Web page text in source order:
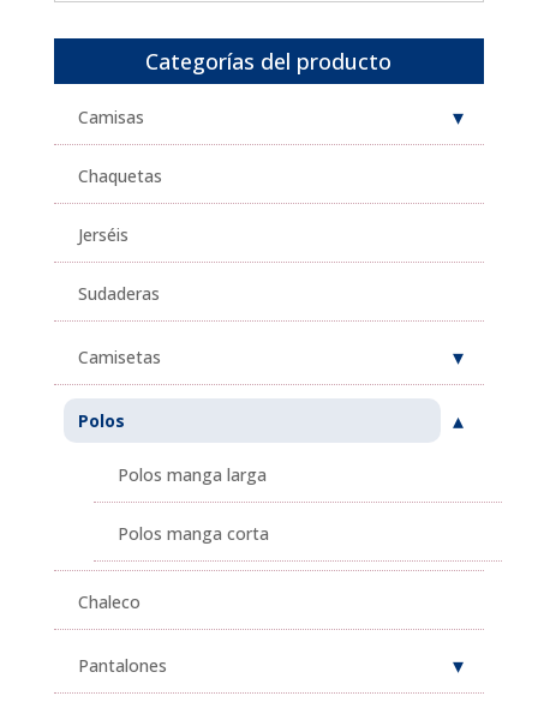
Categorías del producto
Camisas
Chaquetas
Jerséis
Sudaderas
Camisetas
Polos
Polos manga larga
Polos manga corta
Chaleco
Pantalones